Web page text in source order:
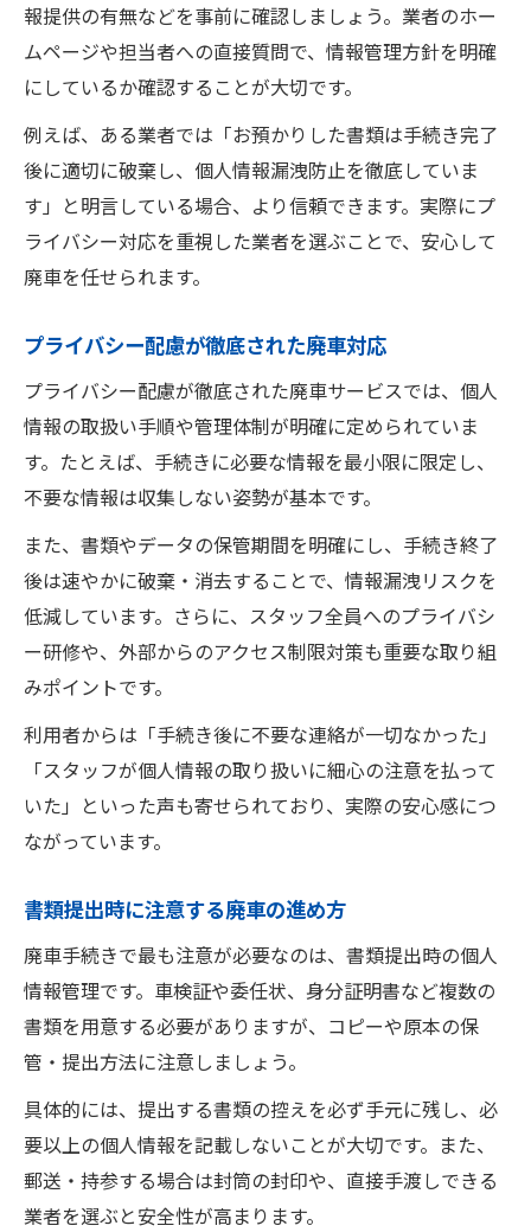
報提供の有無などを事前に確認しましょう。業者のホー
ムページや担当者への直接質問で、情報管理方針を明確
にしているか確認することが大切です。
例えば、ある業者では「お預かりした書類は手続き完了
後に適切に破棄し、個人情報漏洩防止を徹底していま
す」と明言している場合、より信頼できます。実際にプ
ライバシー対応を重視した業者を選ぶことで、安心して
廃車を任せられます。
プライバシー配慮が徹底された廃車対応
プライバシー配慮が徹底された廃車サービスでは、個人
情報の取扱い手順や管理体制が明確に定められていま
す。たとえば、手続きに必要な情報を最小限に限定し、
不要な情報は収集しない姿勢が基本です。
また、書類やデータの保管期間を明確にし、手続き終了
後は速やかに破棄・消去することで、情報漏洩リスクを
低減しています。さらに、スタッフ全員へのプライバシ
ー研修や、外部からのアクセス制限対策も重要な取り組
みポイントです。
利用者からは「手続き後に不要な連絡が一切なかった」
「スタッフが個人情報の取り扱いに細心の注意を払って
いた」といった声も寄せられており、実際の安心感につ
ながっています。
書類提出時に注意する廃車の進め方
廃車手続きで最も注意が必要なのは、書類提出時の個人
情報管理です。車検証や委任状、身分証明書など複数の
書類を用意する必要がありますが、コピーや原本の保
管・提出方法に注意しましょう。
具体的には、提出する書類の控えを必ず手元に残し、必
要以上の個人情報を記載しないことが大切です。また、
郵送・持参する場合は封筒の封印や、直接手渡しできる
業者を選ぶと安全性が高まります。